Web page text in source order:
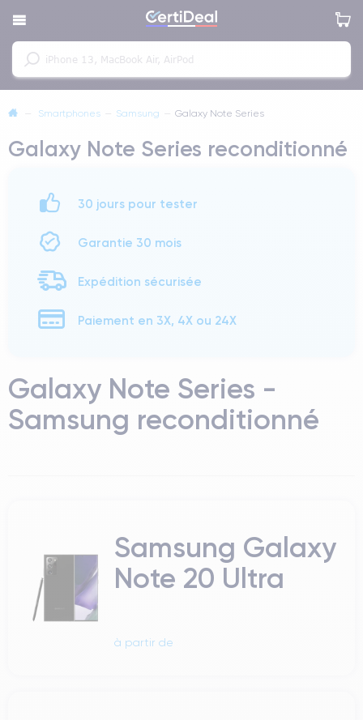
— Smartphones — Samsung — Galaxy Note Series
Galaxy Note Series reconditionné
30 jours pour tester
Garantie 30 mois
Expédition sécurisée
Paiement en 3X, 4X ou 24X
Galaxy Note Series -
Samsung reconditionné
Samsung Galaxy
Note 20 Ultra
à partir de